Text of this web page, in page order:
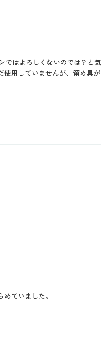
はよろしくないのでは？と
用していませんが、留め具
ていました。